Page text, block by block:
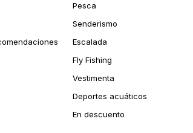
Pesca
Senderismo
Escalada
Fly Fishing
Vestimenta
Deportes acuáticos
En descuento